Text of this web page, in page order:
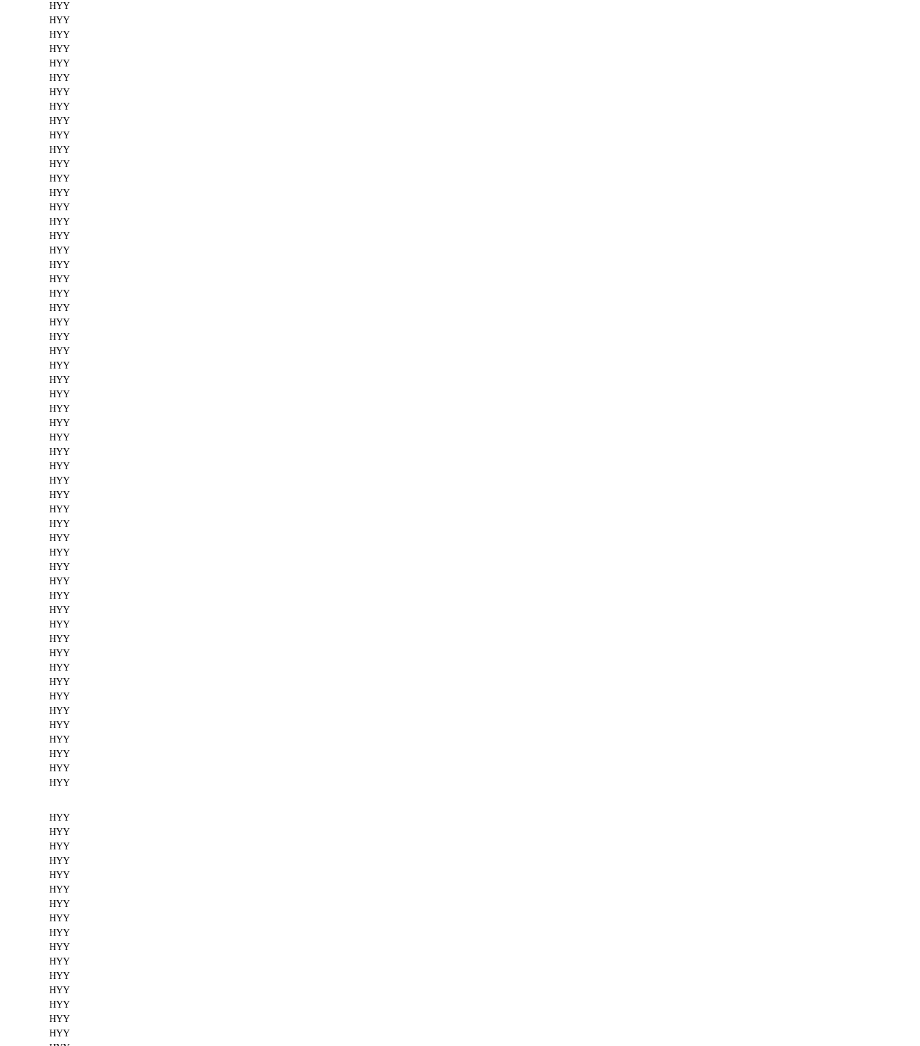
HYY
HYY
HYY
HYY
HYY
HYY
HYY
HYY
HYY
HYY
HYY
HYY
HYY
HYY
HYY
HYY
HYY
HYY
HYY
HYY
HYY
HYY
HYY
HYY
HYY
HYY
HYY
HYY
HYY
HYY
HYY
HYY
HYY
HYY
HYY
HYY
HYY
HYY
HYY
HYY
HYY
HYY
HYY
HYY
HYY
HYY
HYY
HYY
HYY
HYY
HYY
HYY
HYY
HYY
HYY
HYY
HYY
HYY
HYY
HYY
HYY
HYY
HYY
HYY
HYY
HYY
HYY
HYY
HYY
HYY
HYY